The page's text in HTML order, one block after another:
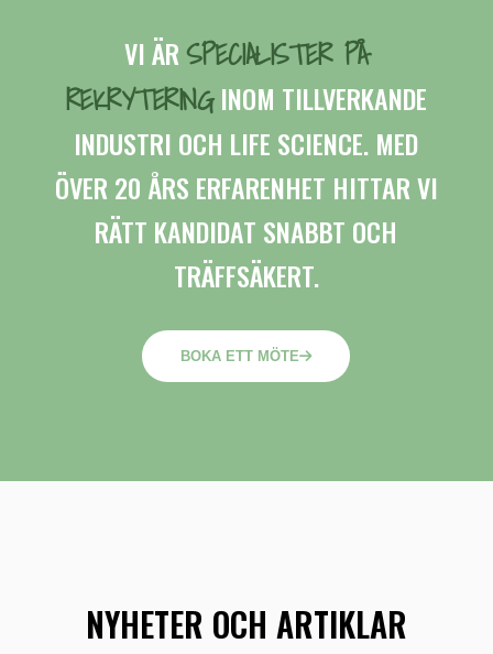
VI ÄR SPECIALISTER PÅ
REKRYTERINGINOM TILLVERKANDE
INDUSTRI OCH LIFE SCIENCE. MED
ÖVER 20 ÅRS ERFARENHET HITTAR VI
RÄTT KANDIDAT SNABBT OCH
TRÄFFSÄKERT.
BOKA ETT MÖTE
NYHETER OCH ARTIKLAR